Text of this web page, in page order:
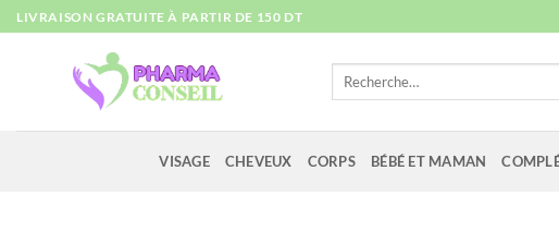
Passer
au
LIVRAISON GRATUITE À PARTIR DE 150 DT
Recherche
VISAGE CHEVEUX CORPS BÉBÉ ET MAMAN